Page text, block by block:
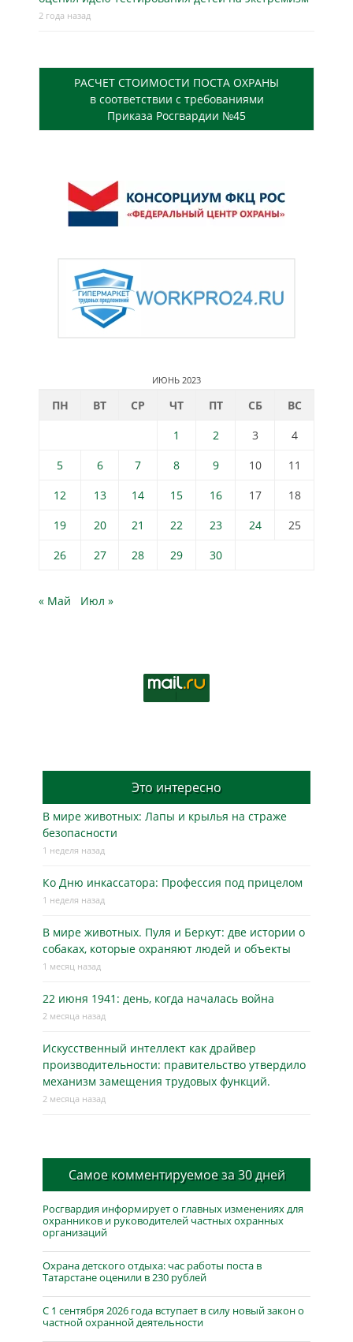
2 года назад
РАСЧЕТ СТОИМОСТИ ПОСТА ОХРАНЫ
в соответствии с требованиями
Приказа Росгвардии №45
ИЮНЬ 2023
ПН ВТ СР ЧТ ПТ СБ
ВС
1
2 3
4
5
6 7 8 9 10
11
12
13 14 15 16 17
18
19
20 21 22 23 24
25
26
27 28 29 30
« Май Июл »
Это интересно
В мире животных: Лапы и крылья на страже
безопасности
1 неделя назад
Ко Дню инкассатора: Профессия под прицелом
1 неделя назад
В мире животных. Пуля и Беркут: две истории о
собаках, которые охраняют людей и объекты
1 месяц назад
22 июня 1941: день, когда началась война
2 месяца назад
Искусственный интеллект как драйвер
производительности: правительство утвердило
механизм замещения трудовых функций.
2 месяца назад
Самое комментируемое за 30 дней
Росгвардия информирует о главных изменениях для
охранников и руководителей частных охранных
организаций
Охрана детского отдыха: час работы поста в
Татарстане оценили в 230 рублей
С 1 сентября 2026 года вступает в силу новый закон о
частной охранной деятельности